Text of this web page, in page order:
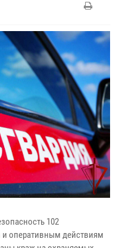
102
оперативным действиям